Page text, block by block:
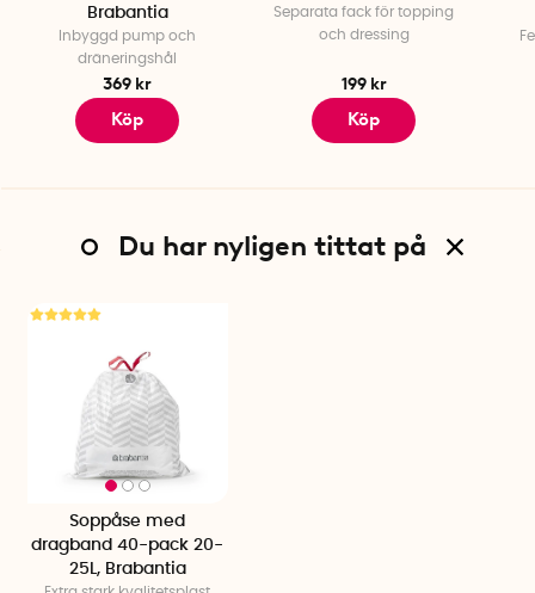
Brabantia
Inbyggd pump och
dräneringshål
369 kr
Köp
Separata fack för topping
och dressing
199 kr
Köp
Du har nyligen tittat på
Soppåse med
dragband 40-pack 20-
25L, Brabantia